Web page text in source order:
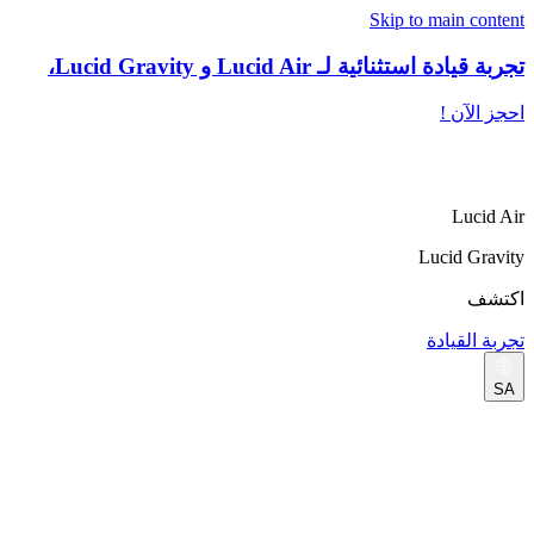
Skip to main content
تجربة قيادة استثنائية لـ Lucid Air و Lucid Gravity،
احجز الآن !
Lucid Air
Lucid Gravity
اكتشف
تجربة القيادة
SA